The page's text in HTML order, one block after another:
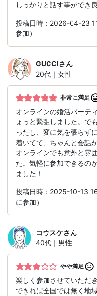
しっかりと話す事ができ
投稿日時：2026-04-23
参加）
GUCCIさん
20代｜女性
非常に満足
オンラインの婚活パーテ
ょっと緊張しました。で
ったし、変に気を張らず
着いてて、ちゃんと会話
オンラインでも意外と雰
た。気軽に参加できるの
ました！
投稿日時：2025-10-13
に参加）
コウスケさん
40代｜男性
やや満足
楽しく参加させていただき
できれば全国では無く地